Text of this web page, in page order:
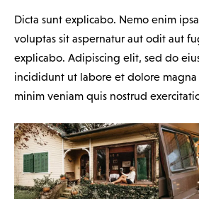
Dicta sunt explicabo. Nemo enim
voluptas sit aspernatur aut odit aut
explicabo. Adipiscing elit, sed do
incididunt ut labore et dolore magna
minim veniam quis nostrud